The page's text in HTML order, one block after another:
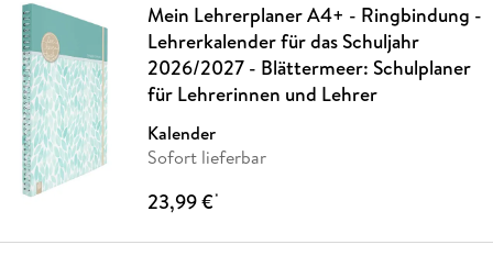
Mein Lehrerplaner A4+ - Ringbindung -
Lehrerkalender für das Schuljahr
2026/2027 - Blättermeer: Schulplaner
für Lehrerinnen und Lehrer
Kalender
Sofort lieferbar
23,99 €*